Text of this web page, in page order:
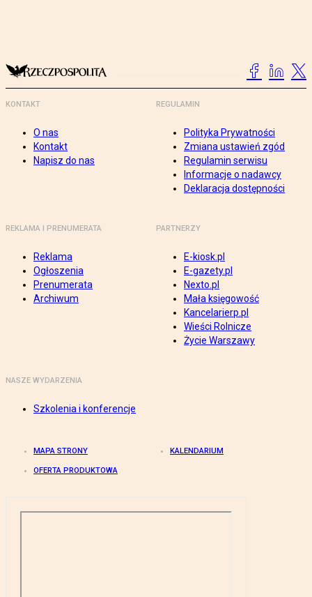
KONTAKT
O nas
Kontakt
Napisz do nas
REGULAMIN
Polityka Prywatności
Zmiana ustawień zgód
Regulamin serwisu
Informacje o nadawcy
Deklaracja dostępności
REKLAMA I PRENUMERATA
Reklama
Ogłoszenia
Prenumerata
Archiwum
PARTNERZY
E-kiosk.pl
E-gazety.pl
Nexto.pl
Mała księgowość
Kancelarierp.pl
Wieści Rolnicze
Życie Warszawy
NASZE WYDARZENIA
Szkolenia i konferencje
MAPA STRONY KALENDARIUM
OFERTA PRODUKTOWA